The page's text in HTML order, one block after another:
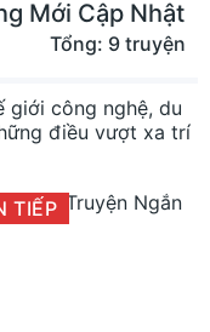
Mới Cập Nhật
Tổng: 9 truyện
giới công nghệ, du
điều vượt xa trí
TIẾP